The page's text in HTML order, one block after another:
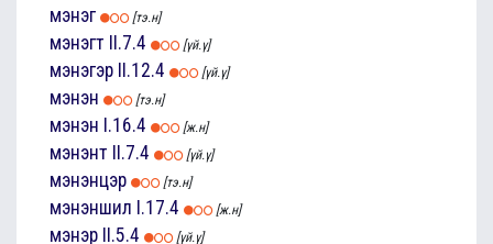
мэнэг [тэ.н]
мэнэгт II.7.4 [үй.ү]
мэнэгэр II.12.4 [үй.ү]
мэнэн [тэ.н]
мэнэн I.16.4 [ж.н]
мэнэнт II.7.4 [үй.ү]
мэнэнцэр [тэ.н]
мэнэншил I.17.4 [ж.н]
мэнэр II.5.4 [үй.ү]